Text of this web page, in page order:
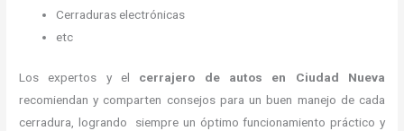
Cerraduras electrónicas
etc
Los expertos y el cerrajero de autos en Ciudad Nueva
recomiendan y comparten consejos para un buen manejo de cada
cerradura, logrando siempre un óptimo funcionamiento práctico y